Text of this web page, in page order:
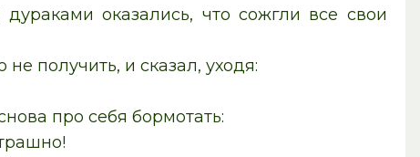
оказались, что сожгли все свои
получить, и сказал, уходя:
про себя бормотать: